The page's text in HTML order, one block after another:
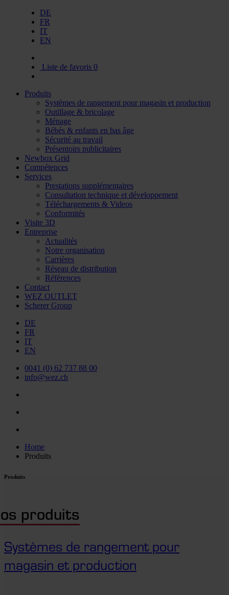
DE
FR
IT
EN
Liste de favoris 0
Produits
Systèmes de rangement pour magasin et production
Outillage & bricolage
Ménage
Bébés & enfants en bas âge
Sécurité au travail
Présentoirs publicitaires
Newbox Grid
Compétences
Services
Prestations supplémentaires
Consultation technique et développement
Téléchargements & Videos
Conformités
Visite 3D
Entreprise
Actualités
Notre organisation
Carrières
Réseau de distribution
Références
Contact
WEZ OUTLET
Scherer Group
DE
FR
IT
EN
0041 (0) 62 737 88 00
info@wez.ch
Home
Produits
Produits
produits
Systèmes de rangement pour
magasin et production